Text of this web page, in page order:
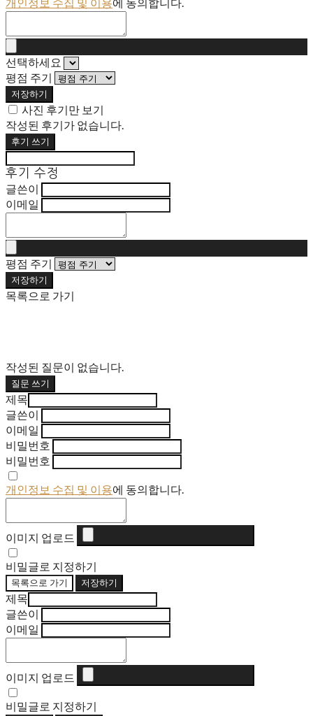
선택하세요
평점 주기
저장하기
사진 후기만 보기
작성된 후기가 없습니다.
후기 쓰기
후기 수정
글쓴이
이메일
평점 주기
저장하기
목록으로 가기
작성된 질문이 없습니다.
질문 쓰기
제목
글쓴이
이메일
비밀번호
비밀번호
개인정보 수집 및 이용에 동의합니다.
이미지 업로드
비밀글로 지정하기
목록으로 가기 저장하기
제목
글쓴이
이메일
이미지 업로드
비밀글로 지정하기